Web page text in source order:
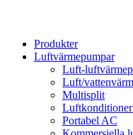
Produkter
Luftvärmepumpar
Luft-
Luft/
Multisplit
Portabel AC